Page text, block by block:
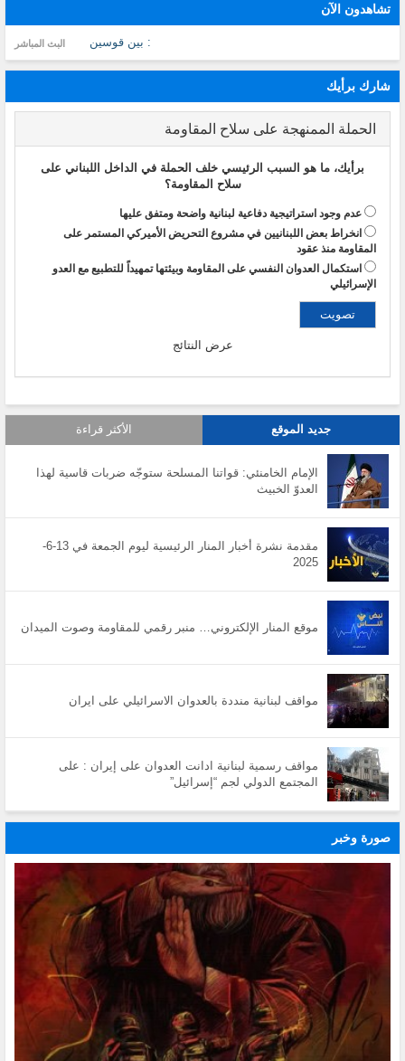
تشاهدون الآن
: بين قوسين البث المباشر
شارك برأيك
الحملة الممنهجة على سلاح المقاومة
برأيك، ما هو السبب الرئيسي خلف الحملة في الداخل اللبناني على
سلاح المقاومة؟
عدم وجود استراتيجية دفاعية لبنانية واضحة ومتفق عليها
انخراط بعض اللبنانيين في مشروع التحريض الأميركي المستمر على
المقاومة منذ عقود
استكمال العدوان النفسي على المقاومة وبيئتها تمهيداً للتطبيع مع العدو
الإسرائيلي
عرض النتائج
جديد الموقع الأكثر قراءة
الإمام الخامنئي: قواتنا المسلحة ستوجّه ضربات قاسية لهذا
العدوّ الخبيث
مقدمة نشرة أخبار المنار الرئيسية ليوم الجمعة في 13-6-
2025
موقع المنار الإلكتروني… منبر رقمي للمقاومة وصوت الميدان
مواقف لبنانية منددة بالعدوان الاسرائيلي على ايران
مواقف رسمية لبنانية ادانت العدوان على إيران : على
المجتمع الدولي لجم “إسرائيل”
صورة وخبر